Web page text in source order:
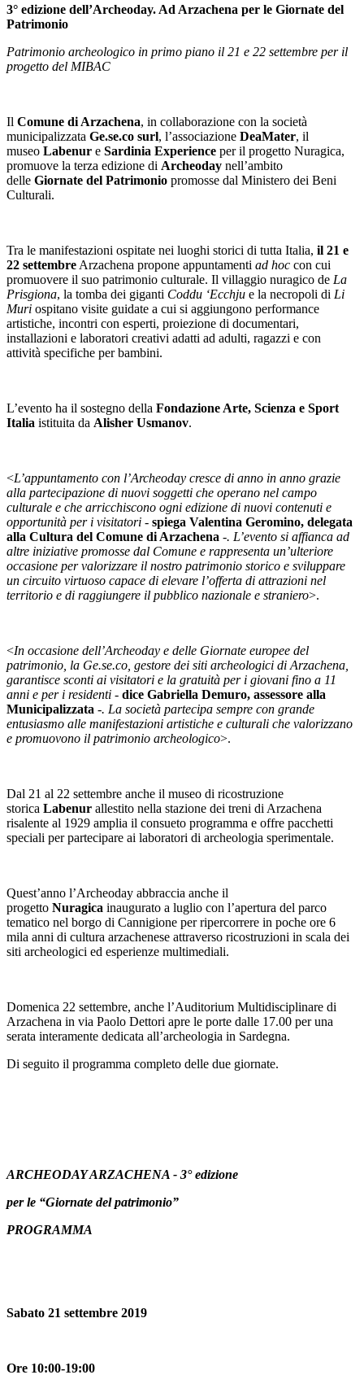
3° edizione dell’Archeoday. Ad Arzachena per le Giornate del
Patrimonio
Patrimonio archeologico in primo piano il 21 e 22 settembre per il
progetto del MIBAC
Il Comune di Arzachena, in collaborazione con la società
municipalizzata Ge.se.co surl, l’associazione DeaMater, il
museo Labenur e Sardinia Experience per il progetto Nuragica,
promuove la terza edizione di Archeoday nell’ambito
delle Giornate del Patrimonio promosse dal Ministero dei Beni
Culturali.
Tra le manifestazioni ospitate nei luoghi storici di tutta Italia, il 21 e
22 settembre Arzachena propone appuntamenti ad hoc con cui
promuovere il suo patrimonio culturale. Il villaggio nuragico de La
Prisgiona, la tomba dei giganti Coddu ‘Ecchju e la necropoli di Li
Muri ospitano visite guidate a cui si aggiungono performance
artistiche, incontri con esperti, proiezione di documentari,
installazioni e laboratori creativi adatti ad adulti, ragazzi e con
attività specifiche per bambini.
L’evento ha il sostegno della Fondazione Arte, Scienza e Sport
Italia istituita da Alisher Usmanov.
<L’appuntamento con l’Archeoday cresce di anno in anno grazie
alla partecipazione di nuovi soggetti che operano nel campo
culturale e che arricchiscono ogni edizione di nuovi contenuti e
opportunità per i visitatori - spiega Valentina Geromino, delegata
alla Cultura del Comune di Arzachena -. L’evento si affianca ad
altre iniziative promosse dal Comune e rappresenta un’ulteriore
occasione per valorizzare il nostro patrimonio storico e sviluppare
un circuito virtuoso capace di elevare l’offerta di attrazioni nel
territorio e di raggiungere il pubblico nazionale e straniero>.
<In occasione dell’Archeoday e delle Giornate europee del
patrimonio, la Ge.se.co, gestore dei siti archeologici di Arzachena,
garantisce sconti ai visitatori e la gratuità per i giovani fino a 11
anni e per i residenti - dice Gabriella Demuro, assessore alla
Municipalizzata -. La società partecipa sempre con grande
entusiasmo alle manifestazioni artistiche e culturali che valorizzano
e promuovono il patrimonio archeologico>.
Dal 21 al 22 settembre anche il museo di ricostruzione
storica Labenur allestito nella stazione dei treni di Arzachena
risalente al 1929 amplia il consueto programma e offre pacchetti
speciali per partecipare ai laboratori di archeologia sperimentale.
Quest’anno l’Archeoday abbraccia anche il
progetto Nuragica inaugurato a luglio con l’apertura del parco
tematico nel borgo di Cannigione per ripercorrere in poche ore 6
mila anni di cultura arzachenese attraverso ricostruzioni in scala dei
siti archeologici ed esperienze multimediali.
Domenica 22 settembre, anche l’Auditorium Multidisciplinare di
Arzachena in via Paolo Dettori apre le porte dalle 17.00 per una
serata interamente dedicata all’archeologia in Sardegna.
Di seguito il programma completo delle due giornate.
ARCHEODAY ARZACHENA - 3° edizione
per le “Giornate del patrimonio”
PROGRAMMA
Sabato 21 settembre 2019
Ore 10:00-19:00